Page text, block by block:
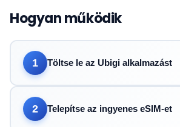
Hogyan működik
1 Töltse le az Ubigi alkalmazást
2 Telepítse az ingyenes eSIM-et